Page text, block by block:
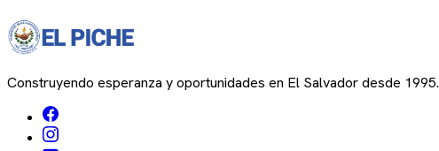
Construyendo esperanza y oportunidades en El Salvador desde 1995.